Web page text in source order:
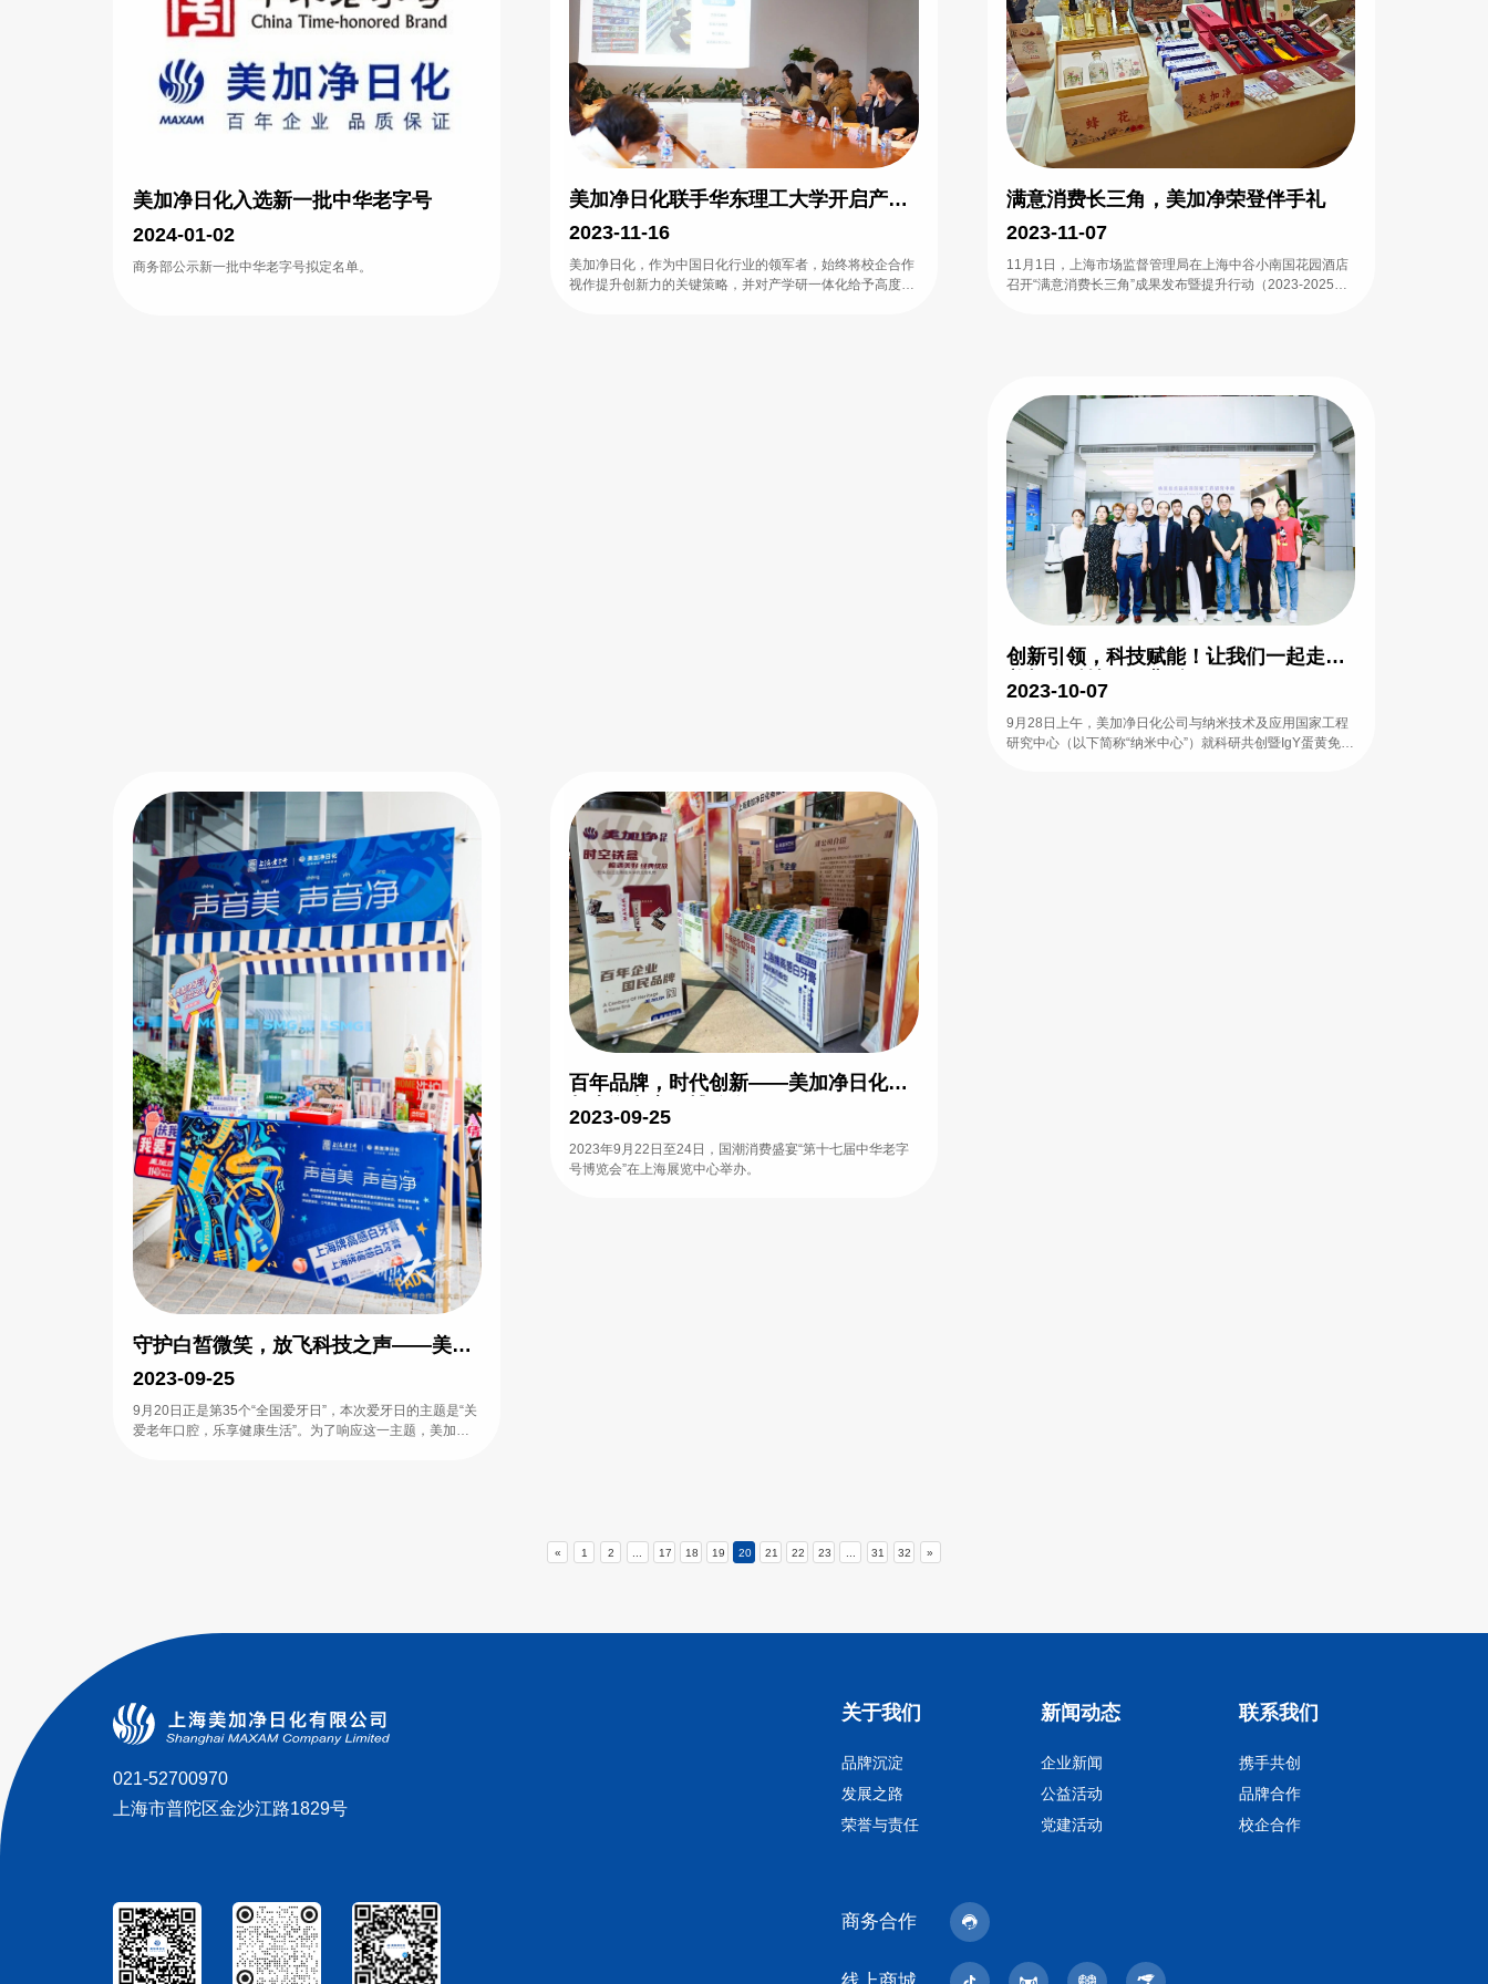
美加净日化入选新一批中华老字号
2024-01-02
商务部公示新一批中华老字号拟定名单。
美加净日化联手华东理工大学开启产学
研新篇章
2023-11-16
美加净日化，作为中国日化行业的领军者，始终将校企合作
视作提升创新力的关键策略，并对产学研一体化给予高度重
满意消费长三角，美加净荣登伴手礼
2023-11-07
11月1日，上海市场监督管理局在上海中谷小南国花园酒店
召开“满意消费长三角”成果发布暨提升行动（2023-2025）
创新引领，科技赋能！让我们一起走进
美加净科技研发背后
2023-10-07
9月28日上午，美加净日化公司与纳米技术及应用国家工程
研究中心（以下简称“纳米中心”）就科研共创暨IgY蛋黄免疫
守护白皙微笑，放飞科技之声——美加
净携手第五届中国声音大会共谱未来
2023-09-25
9月20日正是第35个“全国爱牙日”，本次爱牙日的主题是“关
爱老年口腔，乐享健康生活”。为了响应这一主题，美加净
百年品牌，时代创新——美加净日化亮
相上海老字号博览会
2023-09-25
2023年9月22日至24日，国潮消费盛宴“第十七届中华老字
号博览会”在上海展览中心举办。
« 1 2 ... 17 18 19 20 21 22 23 ... 31 32 »
关于我们
品牌沉淀
发展之路
荣誉与责任
新闻动态
企业新闻
公益活动
党建活动
联系我们
携手共创
品牌合作
校企合作
021-52700970
上海市普陀区金沙江路1829号
商务合作